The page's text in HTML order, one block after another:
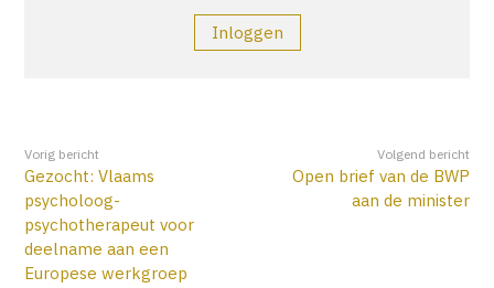
Inloggen
Vorig bericht
Gezocht: Vlaams
psycholoog-
psychotherapeut voor
deelname aan een
Europese werkgroep
Volgend bericht
Open brief van de BWP
aan de minister